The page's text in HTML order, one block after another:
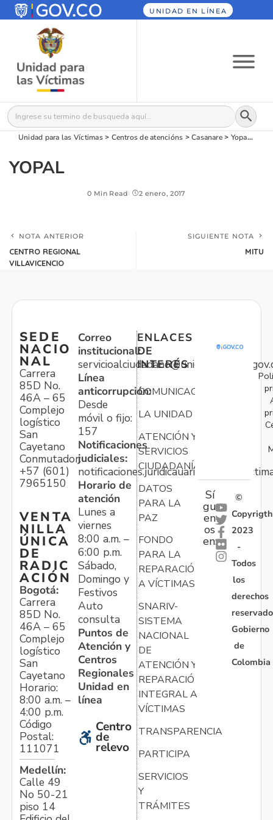
UNIDAD EN LÍNEA
Buscar: Botón
Unidad para las Víctimas> Centros de atencións >Casanare> Yopal >
YOPAL
0 Min Read 2 enero, 2017
NOTA ANTERIOR
CENTRO REGIONAL
VILLAVICENCIO
SIGUIENTE NOTA
MITU
SEDE
NACIO
NAL
Carrera
85D No.
46A – 65
Complejo
logístico
San
Cayetano
Conmutador:
+57 (601)
7965150
VENTA
NILLA
ÚNICA
DE
RADIC
ACIÓN
Bogotá:
Carrera
85D No.
46A – 65
Complejo
logístico
San
Cayetano
Horario:
8:00 a.m. –
4:00 p.m.
Código
Postal:
111071
Medellín:
Calle 49
No 50-21
piso 14
Correo
institucional:
Línea
anticorrupción:
Desde
móvil o fijo:
157
Notificaciones
judiciales:
Horario de
atención
Lunes a
viernes
8:00 a.m. –
6:00 p.m.
Sábado,
Domingo y
Festivos
Auto
consulta
Puntos de
Atención y
Centros
Regionales
Unidad en
línea
Centro
de
relevo
ENLACES
DE
INTERÉS
COMUNICACIONES
LA UNIDAD
ATENCIÓN Y
SERVICIOS
CIUDADANÍA
DATOS
PARA LA
PAZ
FONDO
PARA LA
REPARACIÓN
A VÍCTIMAS
SNARIV-
SISTEMA
NACIONAL
DE
ATENCIÓN Y
REPARACIÓN
INTEGRAL A
VÍCTIMAS
TRANSPARENCIA
PARTICIPA
SERVICIOS
Y
TRÁMITES
Sí
gu
en
os
en:
©
Copyrigth
2023
-
Todos
los
derechos
Gobierno
de
Colombia